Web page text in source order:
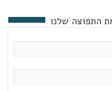
התפוצה שלנו